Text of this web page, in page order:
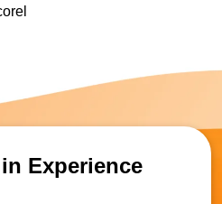
Experience